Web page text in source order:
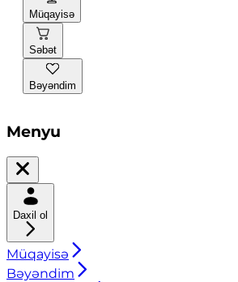
Müqayisə
Səbət
Bəyəndim
Menyu
Daxil ol
Müqayisə
Bəyəndim